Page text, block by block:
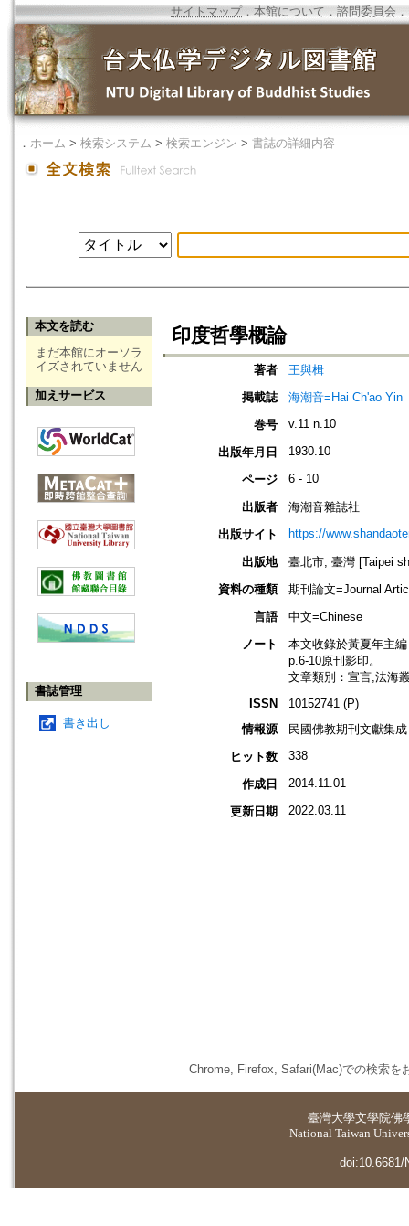
サイトマップ．本館について ． 諮問委員会 ．
． ホーム > 検索システム > 検索エンジン > 書誌の詳細内容
本文を読む
まだ本館にオーソラ
イズされていません
加えサービス
書誌管理
書き出し
印度哲學概論
著者
王與楫
掲載誌
海潮音=Hai Ch'ao Yin
巻号
v.11 n.10
出版年月日 1930.10
ページ 6 - 10
出版者
海潮音雜誌社
出版サイト
https://
出版地
臺北市, 臺灣 [Taipei
資料の種類
期刊論文=Journal
言語
中文=Chinese
ノート
本文收錄於黃夏年主
p.6-10原刊影印。
文章類別：宣言,法海
ISSN
10152741 (P)
情報源
民國佛教期刊文獻集
ヒット数
338
作成日 2014.11.01
更新日期 2022.03.11
Chrome, Firefox, Safari(Mac)での検索を
臺灣大學文學院佛
National Taiwan
doi:10.6681/